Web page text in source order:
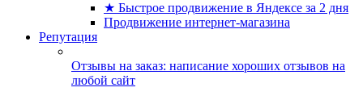
★ Быстрое продвижение в Яндексе за 2 дня
Продвижение интернет-магазина
Репутация
Отзывы на заказ: написание хороших отзывов на
любой сайт